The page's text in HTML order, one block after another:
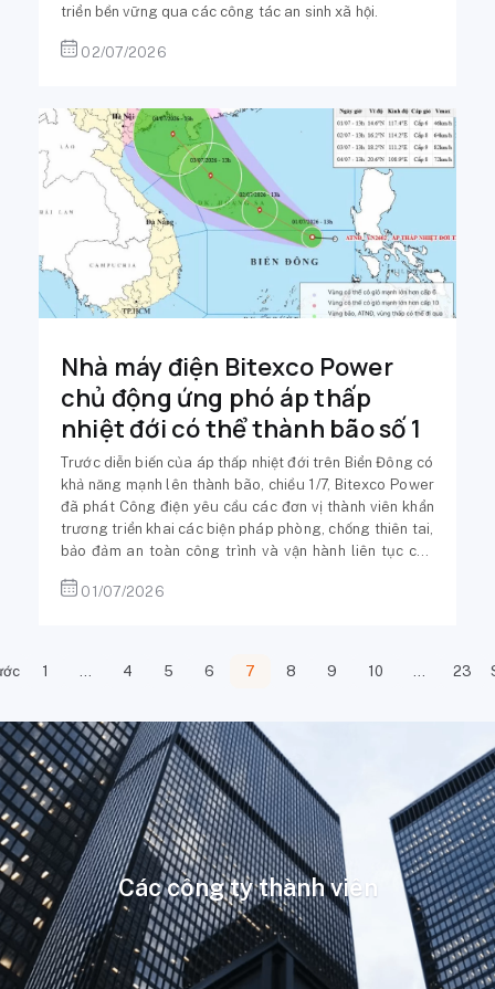
triển bền vững qua các công tác an sinh xã hội.
02/07/2026
Nhà máy điện Bitexco Power
chủ động ứng phó áp thấp
nhiệt đới có thể thành bão số 1
Trước diễn biến của áp thấp nhiệt đới trên Biển Đông có
khả năng mạnh lên thành bão, chiều 1/7, Bitexco Power
đã phát Công điện yêu cầu các đơn vị thành viên khẩn
trương triển khai các biện pháp phòng, chống thiên tai,
bảo đảm an toàn công trình và vận hành liên tục các
01/07/2026
1 4 5 6 7 8 9 10 23
Các công ty thành viên